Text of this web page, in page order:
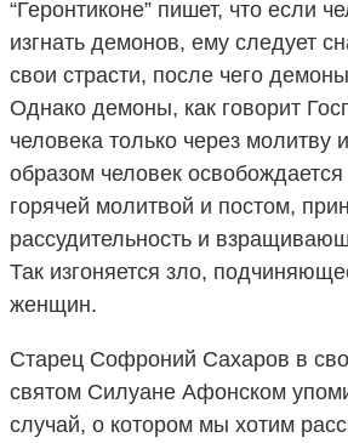
“Геронтиконе” пишет, что если
изгнать демонов, ему следует
свои страсти, после чего
Однако демоны, как говорит
человека только через молитву
образом человек освобождается
горячей молитвой и постом,
рассудительность и
Так изгоняется зло,
женщин.
Старец Софроний Сахаров в
святом Силуане Афонском
случай, о котором мы хотим